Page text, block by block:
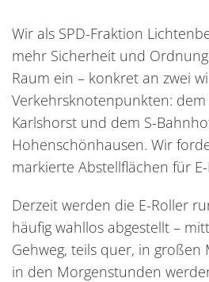
Wir als SPD-Fraktion
mehr Sicherheit und
Raum ein – konkret an zwei
Verkehrsknotenpunkten:
Karlshorst und dem S-
Hohenschönhausen. Wir
markierte Abstellflächen für
Derzeit werden die E-Roller
häufig wahllos abgestellt –
Gehweg, teils quer, in großen
in den Morgenstunden